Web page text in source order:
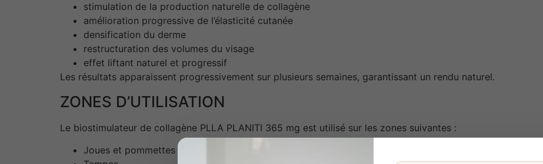
stimulation de la production naturelle de collagène
amélioration progressive de l’élasticité cutanée
densification du derme
restructuration des volumes du visage
effet liftant naturel et progressif
Les résultats apparaissent progressivement sur plusieurs semaines, garantissant un rendu naturel.
ZONES D’UTILISATION
Le biostimulateur de collagène PLLA PLANITI 365 mg est utilisé sur les zones suivantes :
Joues et pommettes